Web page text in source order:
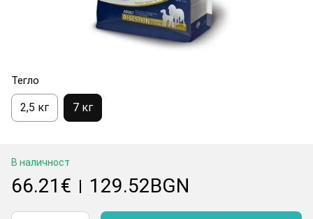
Тегло
2,5 кг 7 кг
В наличност
66.21€ | 129.52BGN